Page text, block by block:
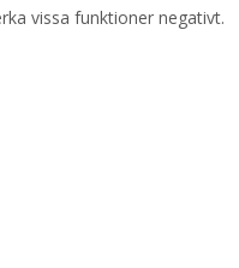
vissa funktioner negativt.